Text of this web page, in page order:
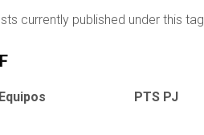
currently published under this tag.
Equipos PTS PJ